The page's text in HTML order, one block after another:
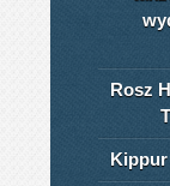
Rosz
Kippur